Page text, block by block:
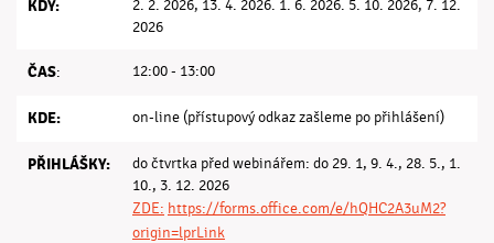
KDY:
2. 2. 2026, 13. 4. 2026. 1. 6. 2026. 5. 10. 2026, 7. 12.
2026
ČAS: 12:00 - 13:00
KDE: on-line (přístupový odkaz zašleme po přihlášení)
PŘIHLÁŠKY:
do čtvrtka před webinářem: do 29. 1, 9. 4., 28. 5., 1.
10., 3. 12. 2026
ZDE: https://forms.office.com/e/hQHC2A3uM2?
origin=lprLink